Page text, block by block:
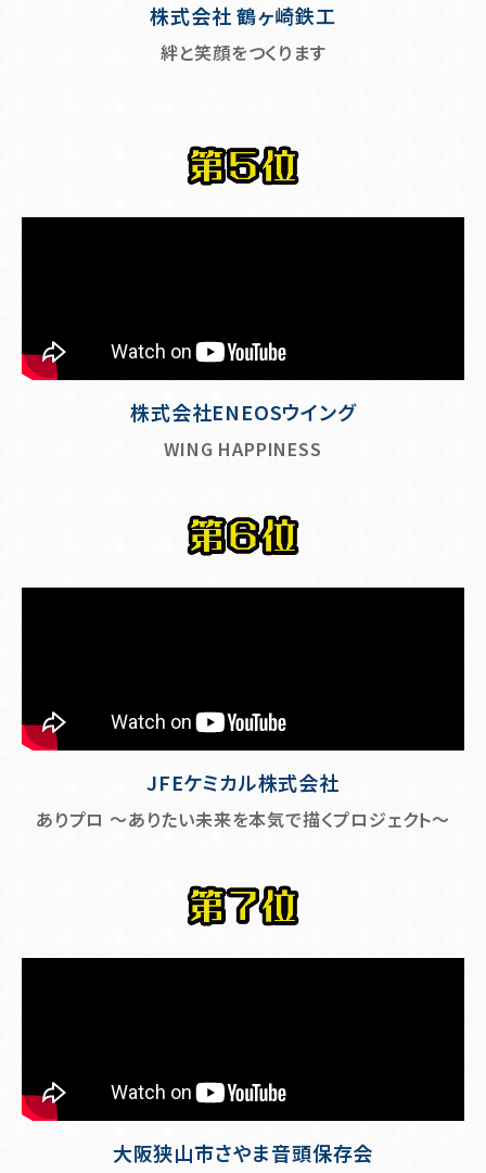
株式会社 鶴ヶ崎鉄工
絆と笑顔をつくります
株式会社ENEOSウイング
WING HAPPINESS
JFEケミカル株式会社
ありプロ ～ありたい未来を本気で描くプロジェクト～
大阪狭山市さやま音頭保存会